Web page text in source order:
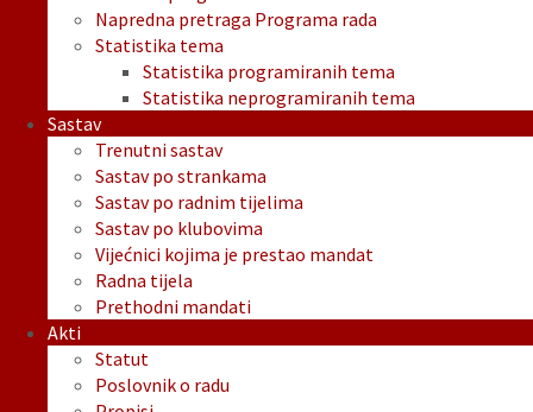
Napredna pretraga Programa rada
Statistika tema
Statistika programiranih tema
Statistika neprogramiranih tema
Sastav
Trenutni sastav
Sastav po strankama
Sastav po radnim tijelima
Sastav po klubovima
Vijećnici kojima je prestao mandat
Radna tijela
Prethodni mandati
Akti
Statut
Poslovnik o radu